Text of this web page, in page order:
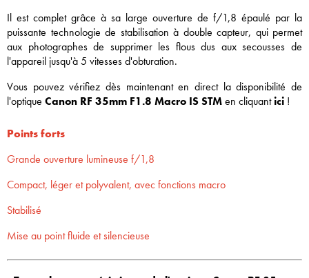
Il est complet grâce à sa large ouverture de f/1,8 épaulé par la
puissante technologie de stabilisation à double capteur, qui permet
aux photographes de supprimer les flous dus aux secousses de
l'appareil jusqu'à 5 vitesses d'obturation.
Vous pouvez vérifiez dès maintenant en direct la disponibilité de
l'optique Canon RF 35mm F1.8 Macro IS STMen cliquantici !
Points forts
Grande ouverture lumineuse f/1,8
Compact, léger et polyvalent, avec fonctions macro
Stabilisé
Mise au point fluide et silencieuse